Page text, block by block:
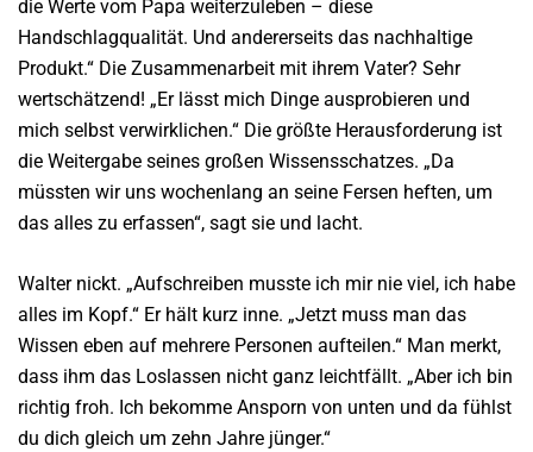
die Werte vom Papa weiterzuleben – diese
Handschlagqualität. Und andererseits das nachhaltige
Produkt.“ Die Zusammenarbeit mit ihrem Vater? Sehr
wertschätzend! „Er lässt mich Dinge ausprobieren und
mich selbst verwirklichen.“ Die größte Herausforderung ist
die Weitergabe seines großen Wissensschatzes. „Da
müssten wir uns wochenlang an seine Fersen heften, um
das alles zu erfassen“, sagt sie und lacht.
Walter nickt. „Aufschreiben musste ich mir nie viel, ich habe
alles im Kopf.“ Er hält kurz inne. „Jetzt muss man das
Wissen eben auf mehrere Personen aufteilen.“ Man merkt,
dass ihm das Loslassen nicht ganz leichtfällt. „Aber ich bin
richtig froh. Ich bekomme Ansporn von unten und da fühlst
du dich gleich um zehn Jahre jünger.“